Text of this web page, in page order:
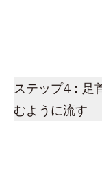
ステップ4：足
むように流す